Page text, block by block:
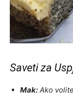
Saveti za
Mak: Ako